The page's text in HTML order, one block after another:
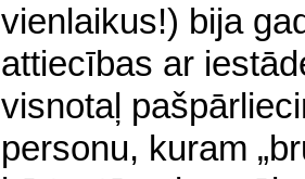
vienlaikus!) bija
attiecības ar
visnotaļ
personu, kuram